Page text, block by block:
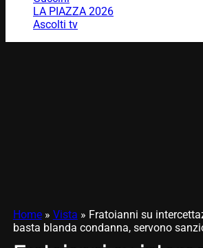
LA PIAZZA 2026
Ascolti tv
Home» Vista » Fratoianni su
basta blanda condanna, servono